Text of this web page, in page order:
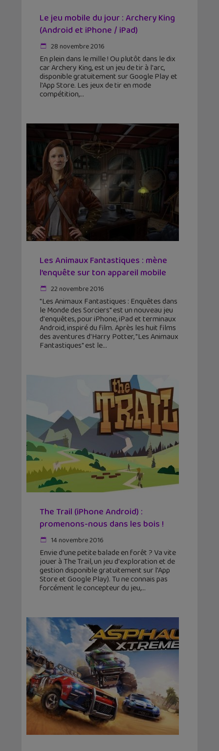
Le jeu mobile du jour : Archery King
(Android et iPhone / iPad)
28 novembre 2016
En plein dans le mille ! Ou plutôt dans le dix
car Archery King, est un jeu de tir à l'arc,
disponible gratuitement sur Google Play et
l'App Store. Les jeux de tir en mode
compétition,
Les Animaux Fantastiques : mène
l’enquête sur ton appareil mobile
22 novembre 2016
"Les Animaux Fantastiques : Enquêtes dans
le Monde des Sorciers" est un nouveau jeu
d'enquêtes, pour iPhone, iPad et terminaux
Android, inspiré du film. Après les huit films
des aventures d'Harry Potter, "Les Animaux
Fantastiques" est le
The Trail (iPhone Android) :
promenons-nous dans les bois !
14 novembre 2016
Envie d'une petite balade en forêt ? Va vite
jouer à The Trail, un jeu d'exploration et de
gestion disponible gratuitement sur l'App
Store et Google Play). Tu ne connais pas
forcément le concepteur du jeu,